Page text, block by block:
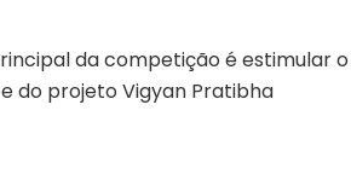
da competição é estimular o
do projeto Vigyan Pratibha